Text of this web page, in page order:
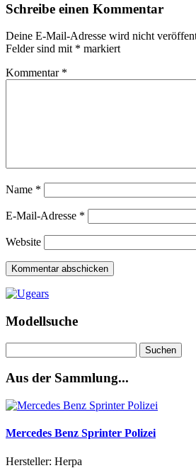
Schreibe einen Kommentar
Deine E-Mail-Adresse wird nicht
Felder sind mit * markiert
Kommentar *
Name *
E-Mail-Adresse *
Website
Modellsuche
nach:
Aus der Sammlung...
Mercedes Benz Sprinter Polizei
Hersteller: Herpa